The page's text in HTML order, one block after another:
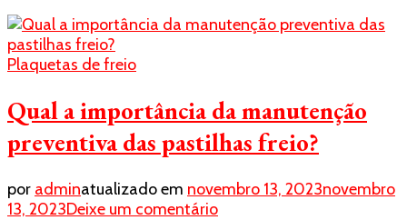
Plaquetas de freio
Qual a importância da manutenção
preventiva das pastilhas freio?
por adminatualizado em novembro 13, 2023novembro
13, 2023Deixe um comentárioem